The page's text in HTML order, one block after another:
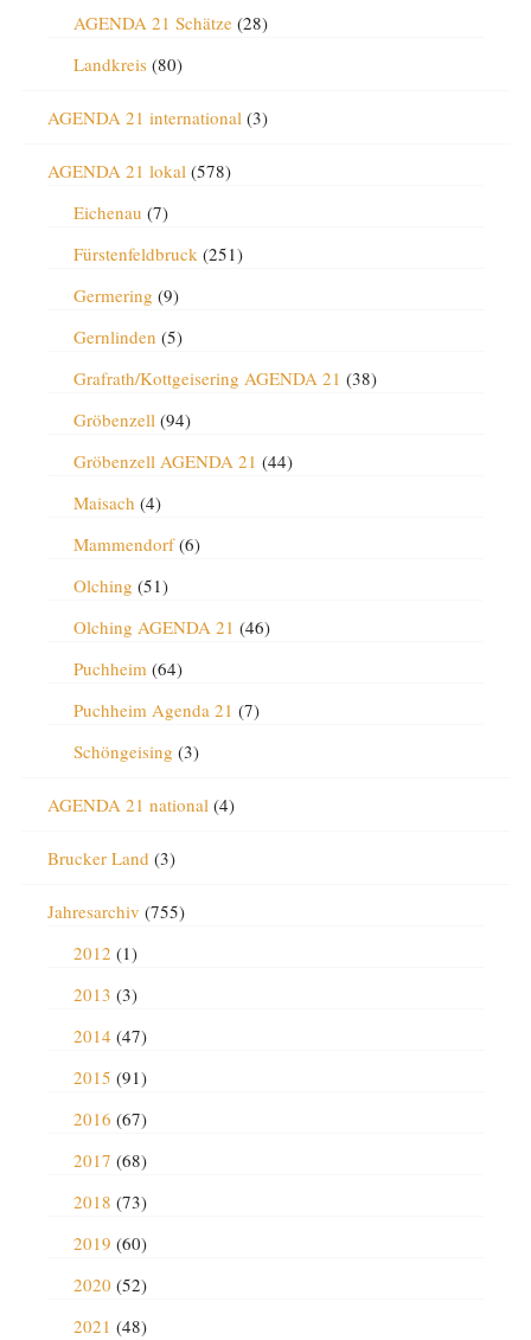
AGENDA 21 Schätze(28)
Landkreis(80)
AGENDA 21 international(3)
AGENDA 21 lokal(578)
Eichenau (7)
Fürstenfeldbruck(251)
Germering (9)
Gernlinden (5)
Grafrath/Kottgeisering AGENDA 21 (38)
Gröbenzell(94)
Gröbenzell AGENDA 21 (44)
Maisach (4)
Mammendorf(6)
Olching (51)
Olching AGENDA 21 (46)
Puchheim(64)
Puchheim Agenda 21 (7)
Schöngeising (3)
AGENDA 21 national(4)
Brucker Land (3)
Jahresarchiv (755)
2012 (1)
2013 (3)
2014 (47)
2015 (91)
2016 (67)
2017 (68)
2018 (73)
2019 (60)
2020 (52)
2021 (48)